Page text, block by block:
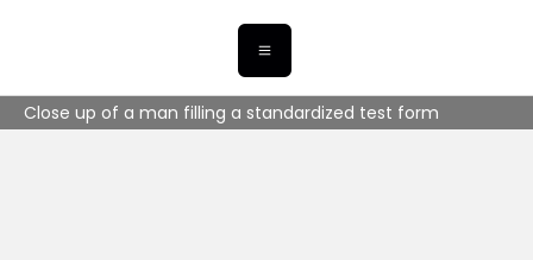
Close up of a man filling a standardized test form